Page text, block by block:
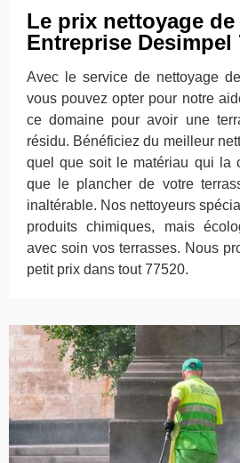
Le prix nettoyage
Entreprise
Avec le service de nettoyage
vous pouvez opter pour notre
ce domaine pour avoir une
résidu. Bénéficiez du meilleur
quel que soit le matériau qui la
que le plancher de votre
inaltérable. Nos nettoyeurs
produits chimiques, mais
avec soin vos terrasses. Nous
petit prix dans tout 77520.